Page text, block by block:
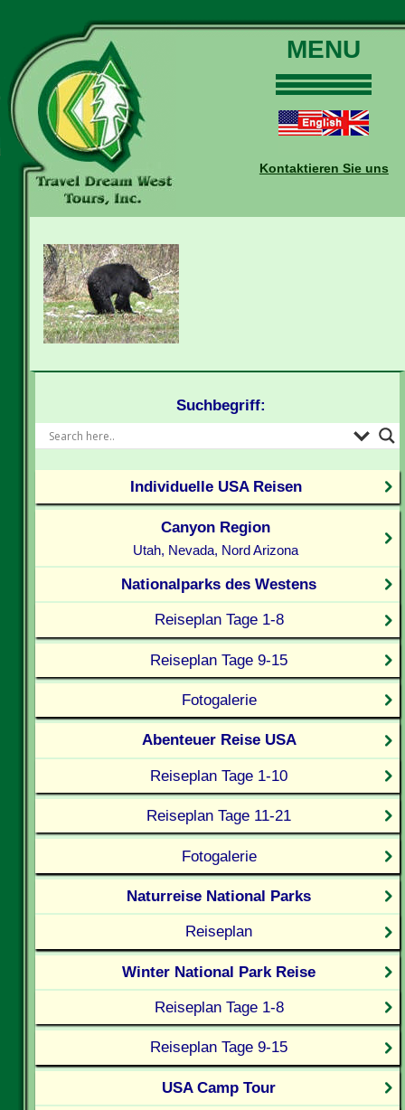
MENU
Touren
Daten und Preise
Buchungen
Kontaktieren Sie uns
Suchbegriff:
Individuelle USA Reisen
Canyon Region
Utah, Nevada, Nord Arizona
Nationalparks des Westens
Reiseplan Tage 1-8
Reiseplan Tage 9-15
Fotogalerie
Abenteuer Reise USA
Reiseplan Tage 1-10
Reiseplan Tage 11-21
Fotogalerie
Naturreise National Parks
Reiseplan
Winter National Park Reise
Reiseplan Tage 1-8
Reiseplan Tage 9-15
USA Camp Tour